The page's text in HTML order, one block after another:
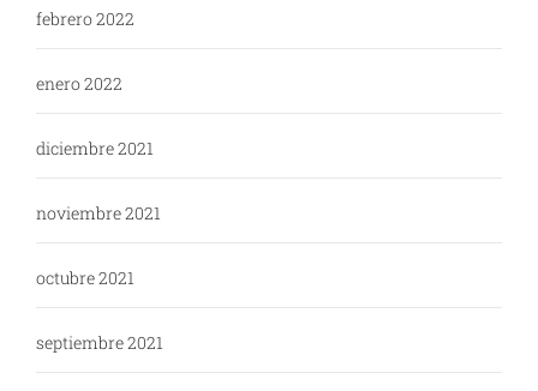
febrero 2022
enero 2022
diciembre 2021
noviembre 2021
octubre 2021
septiembre 2021